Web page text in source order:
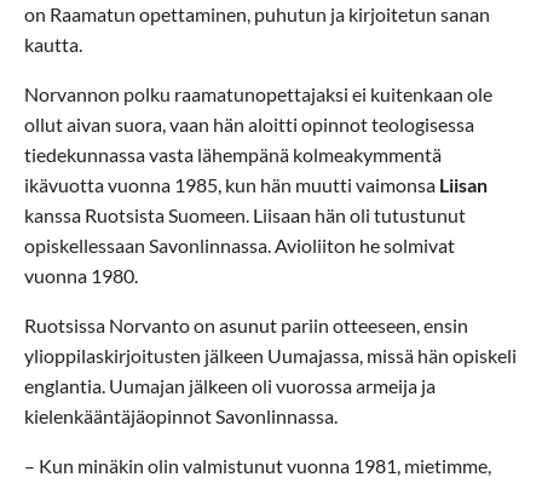
on Raamatun opettaminen, puhutun ja kirjoitetun sanan
kautta.
Norvannon polku raamatunopettajaksi ei kuitenkaan ole
ollut aivan suora, vaan hän aloitti opinnot teologisessa
tiedekunnassa vasta lähempänä kolmeakymmentä
ikävuotta vuonna 1985, kun hän muutti vaimonsa Liisan
kanssa Ruotsista Suomeen. Liisaan hän oli tutustunut
opiskellessaan Savonlinnassa. Avioliiton he solmivat
vuonna 1980.
Ruotsissa Norvanto on asunut pariin otteeseen, ensin
ylioppilaskirjoitusten jälkeen Uumajassa, missä hän opiskeli
englantia. Uumajan jälkeen oli vuorossa armeija ja
kielenkääntäjäopinnot Savonlinnassa.
– Kun minäkin olin valmistunut vuonna 1981, mietimme,